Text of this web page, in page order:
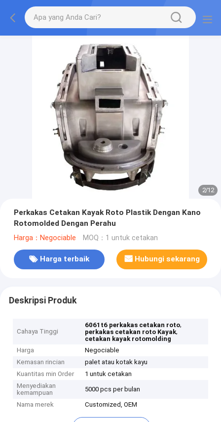
2/12
Perkakas Cetakan Kayak Roto Plastik Dengan Kano
Rotomolded Dengan Perahu
Harga：Negociable MOQ：1 untuk cetakan
Harga terbaik Hubungi sekarang
Deskripsi Produk
Cahaya Tinggi
6061t6 perkakas cetakan roto,
perkakas cetakan roto Kayak,
cetakan kayak rotomolding
Harga
Negociable
Kemasan rincian
palet atau kotak kayu
Kuantitas min Order
1 untuk cetakan
Menyediakan
kemampuan
5000 pcs per bulan
Nama merek Customized, OEM